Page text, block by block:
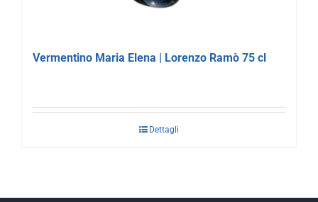
Vermentino Maria Elena | Lorenzo Ramò 75 cl
Dettagli